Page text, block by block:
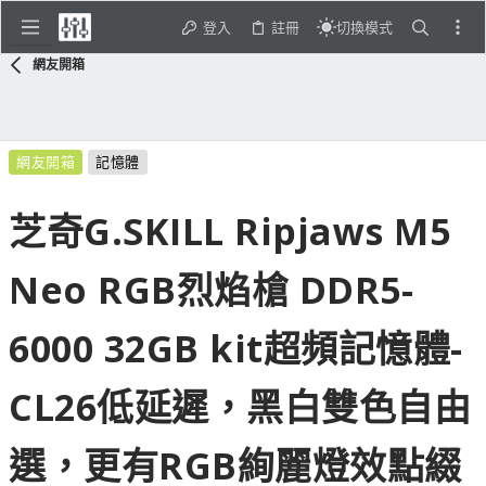
登入 註冊 切換模式
網友開箱
網友開箱 記憶體
芝奇G.SKILL Ripjaws M5
Neo RGB烈焰槍 DDR5-
6000 32GB kit超頻記憶體-
CL26低延遲，黑白雙色自由
選，更有RGB絢麗燈效點綴